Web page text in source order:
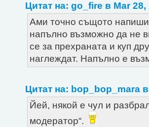
Цитат на: go_fire в Mar 28,
Ами точно същото
напълно възможно да не
се за прехраната и куп
наглеждат. Напълно е
Цитат на: bop_bop_mara
Йей, някой е чул и
модератор“.